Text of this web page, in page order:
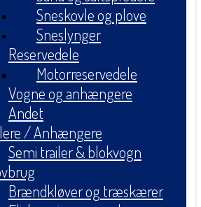
Sneskovle og plove
Sneslynger
Reservedele
Motorreservedele
Vogne og anhængere
Andet
/ Anhængere
Semi trailer & blokvogn
Brændkløver og træskærer